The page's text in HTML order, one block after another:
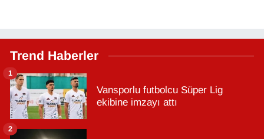
Trend Haberler
Vansporlu futbolcu Süper Lig
ekibine imzayı attı
1
2